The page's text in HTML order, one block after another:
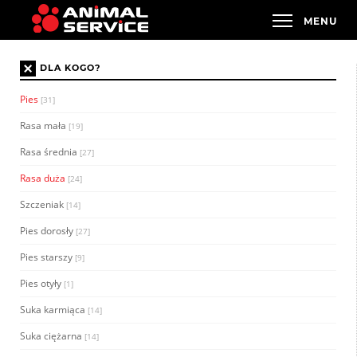
× DLA KOGO?
Pies [31]
Rasa mała [19]
Rasa średnia [27]
Rasa duża [24]
Szczeniak [14]
Pies dorosły [27]
Pies starszy [9]
Pies otyły [1]
Suka karmiąca [14]
Suka ciężarna [14]